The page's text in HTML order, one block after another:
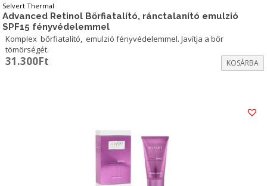
Selvert Thermal
Advanced Retinol Bőrfiatalító, ránctalanító emulzió
SPF15 fényvédelemmel
Komplex bőrfiatalító, emulzió fényvédelemmel. Javítja a bőr
tömörségét.
31.300Ft KOSÁRBA